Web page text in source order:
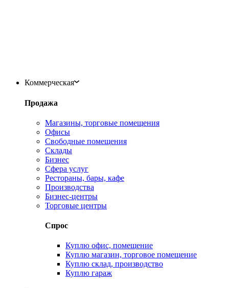
Коммерческая
Продажа
Магазины, торговые помещения
Офисы
Свободные помещения
Склады
Бизнес
Сфера услуг
Рестораны, бары, кафе
Производства
Бизнес-центры
Торговые центры
Спрос
Куплю офис, помещение
Куплю магазин, торговое помещение
Куплю склад, производство
Куплю гараж